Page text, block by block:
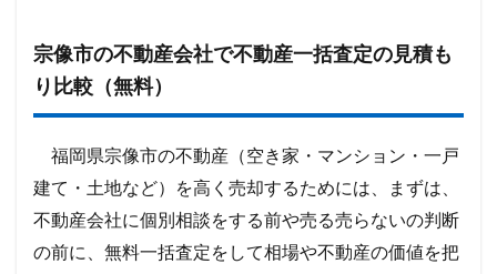
宗像市の不動産会社で不動産一括査定の見積も
り比較（無料）
福岡県宗像市の不動産（空き家・マンション・一戸
建て・土地など）を高く売却するためには、まずは、
不動産会社に個別相談をする前や売る売らないの判断
の前に、無料一括査定をして相場や不動産の価値を把